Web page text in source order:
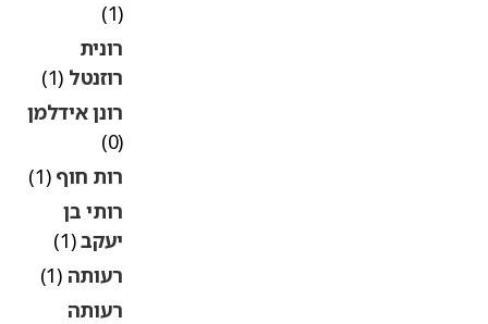
רונית
רוזנטל(1)
רונן אידלמן
רות חוף(1)
רותי בן
יעקב(1)
רעותה(1)
רעותה